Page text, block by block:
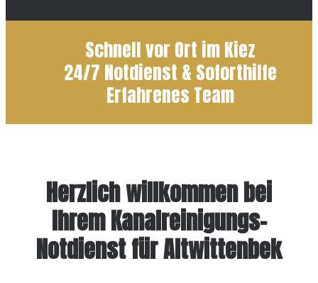
Schnell vor Ort im Kiez
24/7 Notdienst & Soforthilfe
Erfahrenes Team
Herzlich willkommen bei
Ihrem Kanalreinigungs-
Notdienst für Altwittenbek